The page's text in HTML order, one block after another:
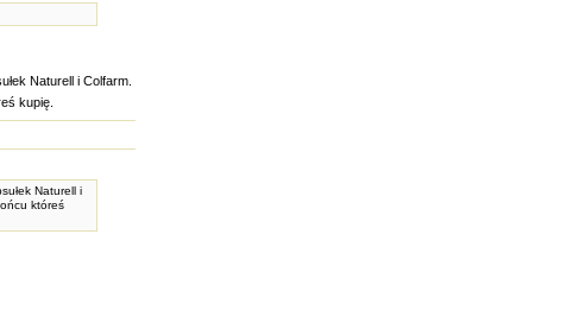
Naturell i Colfarm.
kupię.
Naturell i
któreś